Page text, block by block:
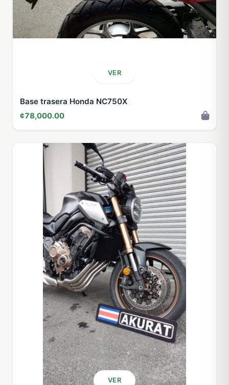
VER
Base trasera Honda NC750X
¢78,000.00
VER